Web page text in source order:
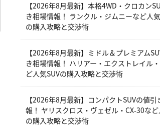
【2026年8月最新】本格4WD・クロカン
き相場情報！ ランクル・ジムニーなど人
の購入攻略と交渉術
【2026年8月最新】ミドル＆プレミアム
き相場情報！ ハリアー・エクストレイル
ど人気SUVの購入攻略と交渉術
【2026年8月最新】コンパクトSUVの値
報！ ヤリスクロス・ヴェゼル・CX-30な
の購入攻略と交渉術